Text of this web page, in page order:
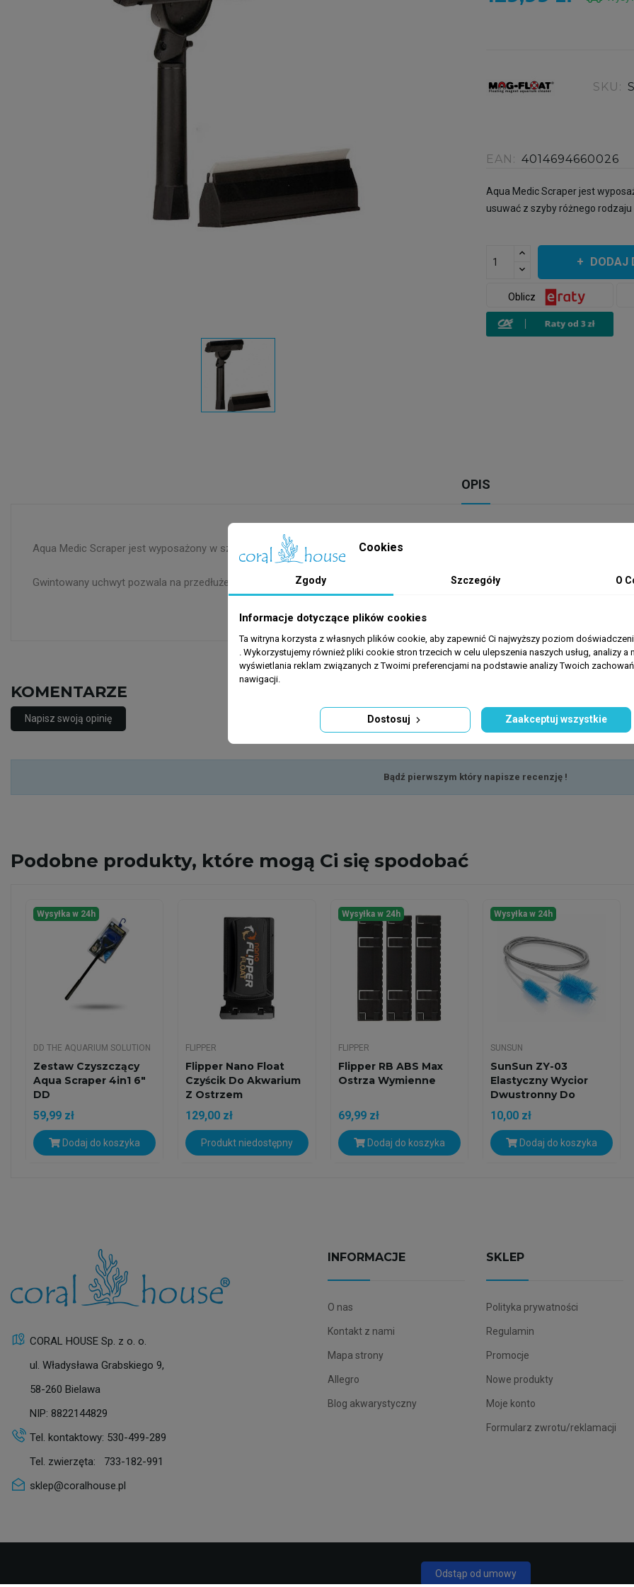
SKU:
EAN: 4014694660026
Aqua Medic Scraper jest
usuwać z szyby różnego
DODAJ
Oblicz
OPIS
Aqua Medic Scraper jest wyposażony w szeroką 15cm ostrą żyletkę, dzięki której łatwo można usuwać z szyby różnego rodzaju
Gwintowany uchwyt pozwala na przedłużenie go i dostosowanie długości przy użyciu zwykłej rurki PVC z mufą.
KOMENTARZE
Napisz swoją opinię
Bądź pierwszym który napisze recenzję !
Podobne produkty, które mogą Ci się spodobać
Wysyłka w 24h
DD THE AQUARIUM SOLUTION
Zestaw Czyszczący
Aqua Scraper 4in1 6"
DD
59,99 zł
Dodaj do koszyka
FLIPPER
Flipper Nano Float
Czyścik Do Akwarium
Z Ostrzem
129,00 zł
Produkt niedostępny
Wysyłka w 24h
FLIPPER
Flipper RB ABS Max
Ostrza Wymienne
69,99 zł
Dodaj do koszyka
Wysyłka w 24h
SUNSUN
SunSun ZY-03
Elastyczny Wycior
Dwustronny Do
Czyszczenia...
10,00 zł
Dodaj do koszyka
CORAL HOUSE Sp. z o. o.
ul. Władysława Grabskiego 9,
58-260 Bielawa
NIP: 8822144829
Tel. kontaktowy: 530-499-289
Tel. zwierzęta: 733-182-991
sklep@coralhouse.pl
INFORMACJE
O nas
Kontakt z nami
Mapa strony
Allegro
Blog akwarystyczny
SKLEP
Polityka prywatności
Regulamin
Promocje
Nowe produkty
Moje konto
Formularz zwrotu/reklamacji
Cookies
Zgody Szczegóły O
Informacje dotyczące plików cookies
Ta witryna korzysta z własnych plików cookie, aby zapewnić Ci najwyższy poziom
. Wykorzystujemy również pliki cookie stron trzecich w celu ulepszenia naszych usług, analizy a
wyświetlania reklam związanych z Twoimi preferencjami na podstawie analizy Twoich
nawigacji.
Dostosuj Zaakceptuj wszystkie
Odstąp od umowy